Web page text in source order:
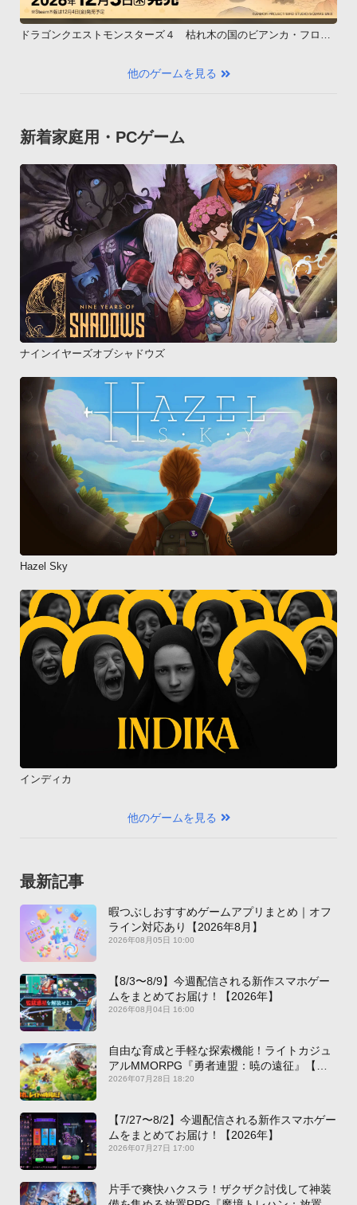
ドラゴンクエストモンスターズ４ 枯れ木の国のビアンカ・フロー
他のゲームを見る
新着家庭用・PCゲーム
ナインイヤーズオブシャドウズ
Hazel Sky
インディカ
他のゲームを見る
最新記事
暇つぶしおすすめゲームアプリまとめ｜オフ
ライン対応あり【2026年8月】
2026年08月05日 10:00
【8/3〜8/9】今週配信される新作スマホゲー
ムをまとめてお届け！【2026年】
2026年08月04日 16:00
自由な育成と手軽な探索機能！ライトカジュ
アルMMORPG『勇者連盟：暁の遠征』【最
新作PICKUP】
2026年07月28日 18:20
【7/27〜8/2】今週配信される新作スマホゲー
ムをまとめてお届け！【2026年】
2026年07月27日 17:00
片手で爽快ハクスラ！ザクザク討伐して神装